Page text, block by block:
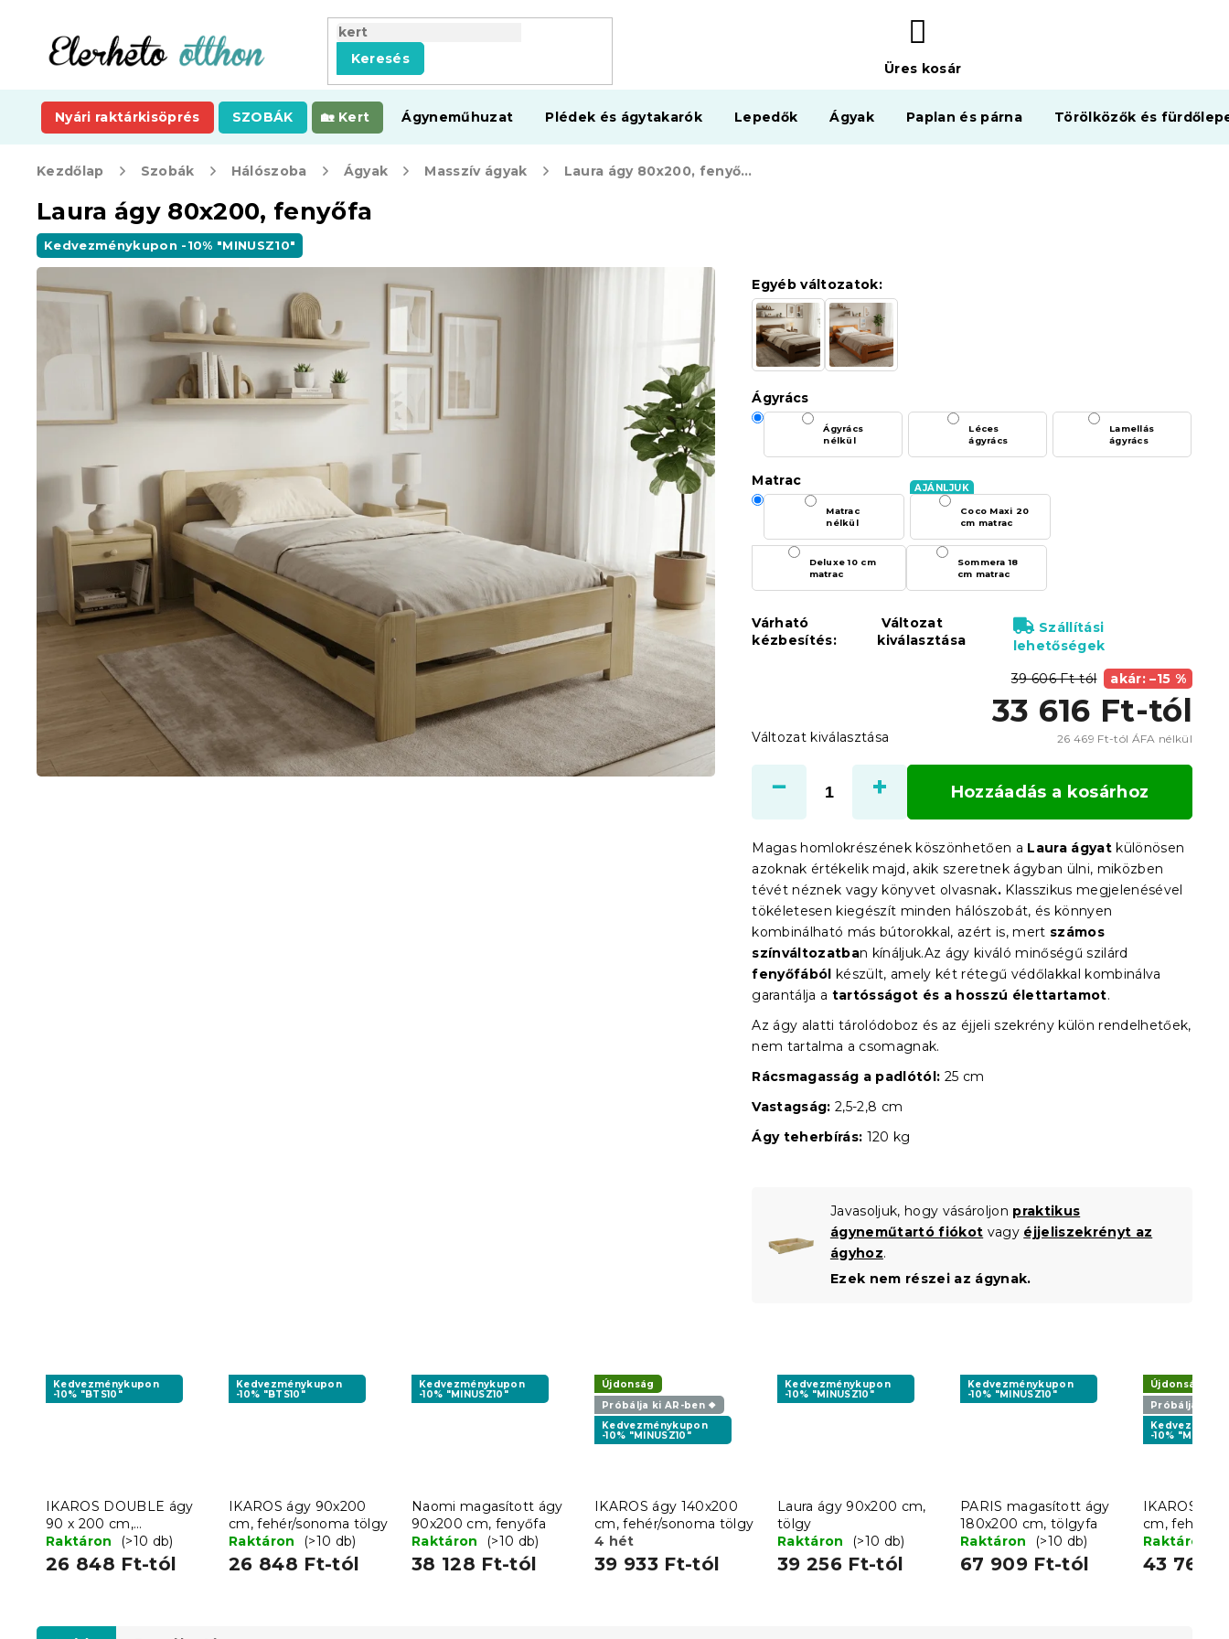
tartalomhoz
Keresés
KOSÁR
Üres kosár
Nyári raktárkisöprés SZOBÁK Kert Ágyneműhuzat Plédek és ágytakarók Lepedők Ágyak Paplan és párna Törölközők és
Kezdőlap Szobák Hálószoba Ágyak Masszív ágyak Laura ágy 80x200, fenyőfa
Laura ágy 80x200, fenyőfa
Kedvezménykupon -10% "MINUSZ10"
39 606 Ft-tól akár: –15 %
33 616 Ft-tól
26 469 Ft-tól ÁFA nélkül
Változat kiválasztása
Egyéb változatok:
Ágyrács
Ágyrács
nélkül
Léces
ágyrács
Lamellás
ágyrács
Matrac
Matrac
nélkül
Coco Maxi 20
cm matrac
Deluxe 10 cm
matrac
Sommera 18
cm matrac
Várható
kézbesítés:
Változat
kiválasztása
Szállítási
lehetőségek
Hozzáadás a kosárhoz
Magas homlokrészének köszönhetően a Laura ágyat különösen
azoknak értékelik majd, akik szeretnek ágyban ülni, miközben
tévét néznek vagy könyvet olvasnak. Klasszikus megjelenésével
tökéletesen kiegészít minden hálószobát, és könnyen
kombinálható más bútorokkal, azért is, mert számos
színváltozatban kínáljuk.Az ágy kiváló minőségű szilárd
fenyőfából készült, amely két rétegű védőlakkal kombinálva
garantálja a tartósságot és a hosszú élettartamot.
Az ágy alatti tárolódoboz és az éjjeli szekrény külön rendelhetőek,
nem tartalma a csomagnak.
Rácsmagasság a padlótól: 25 cm
Vastagság: 2,5-2,8 cm
Ágy teherbírás: 120 kg
Javasoljuk, hogy vásároljon praktikus
ágyneműtartó fiókot vagy éjjeliszekrényt az
ágyhoz.
Ezek nem részei az ágynak.
Kedvezménykupon
-10% "BTS10"
IKAROS DOUBLE ágy
90 x 200 cm,
fehér/sonoma tölgy
Raktáron (>10 db)
26 848 Ft-tól
Kedvezménykupon
-10% "BTS10"
IKAROS ágy 90x200
cm, fehér/sonoma tölgy
Raktáron
(>10 db)
26 848 Ft-tól
Kedvezménykupon
-10% "MINUSZ10"
Naomi magasított ágy
90x200 cm, fenyőfa
Raktáron
(>10 db)
38 128 Ft-tól
Újdonság
Próbálja ki AR-ben ❖
Kedvezménykupon
-10% "MINUSZ10"
IKAROS ágy 140x200
cm, fehér/sonoma tölgy
4 hét
39 933 Ft-tól
Kedvezménykupon
-10% "MINUSZ10"
Laura ágy 90x200 cm,
tölgy
Raktáron
(>10 db)
39 256 Ft-tól
Kedvezménykupon
-10% "MINUSZ10"
PARIS magasított ágy
180x200 cm, tölgyfa
Raktáron
(>10 db)
67 909 Ft-tól
Újdonság
Próbálja ki
-10%
IKAROS
cm, fehér/
Raktáron
43 769